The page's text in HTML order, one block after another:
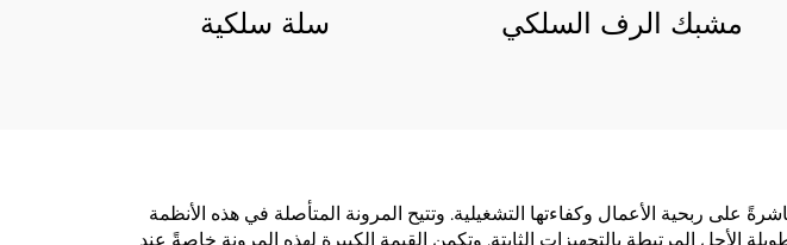
مشبك الرف السلكي سلة سلكية
على ربحية الأعمال وكفاءتها التشغيلية. وتتيح المرونة المتأصلة في هذه الأنظمة
الأجل المرتبطة بالتجهيزات الثابتة. وتكمن القيمة الكبيرة لهذه المرونة خاصةً عند